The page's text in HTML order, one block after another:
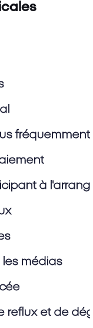
à
les médias
reflux et de